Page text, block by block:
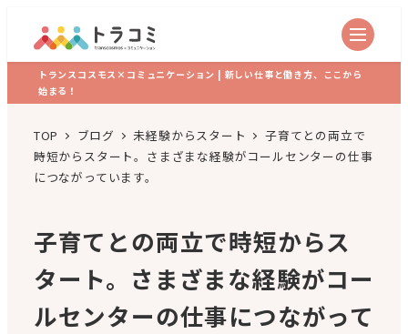
トランスコスモス×コミュニケーション | 新しい仕事と働き方、ここから
始まる！
TOP ブログ 未経験からスタート
子育てとの両立で
時短からスタート。さまざまな経験がコールセンターの仕事
につながっています。
子育てとの両立で時短からス
タート。さまざまな経験がコー
ルセンターの仕事につながって